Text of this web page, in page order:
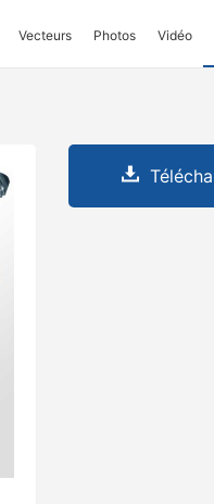
Vecteurs Photos Vidéo